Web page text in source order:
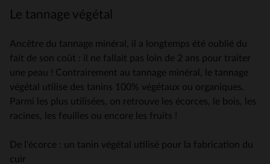
Le tannage végétal
Ancêtre du tannage minéral, il a longtemps été oublié du
fait de son coût : il ne fallait pas loin de 2 ans pour traiter
une peau ! Contrairement au tannage minéral, le tannage
végétal utilise des tanins 100% végétaux ou organiques.
Parmi les plus utilisées, on retrouve les écorces, le bois, les
racines, les feuilles ou encore les fruits !
De l'écorce : un tanin végétal utilisé pour la fabrication du
cuir